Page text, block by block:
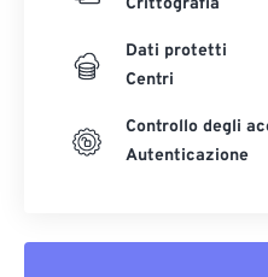
Crittografia
Dati protetti
Centri
Controllo degli
Autenticazione